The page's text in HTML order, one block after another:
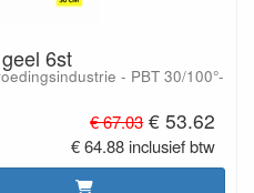
6st
- PBT 30/100°-
€ 67.03 € 53.62
€ 64.88 inclusief btw